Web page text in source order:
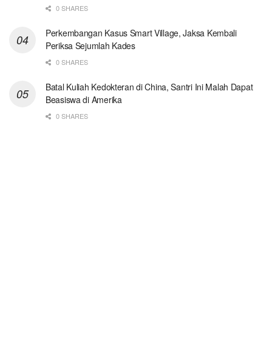
0 SHARES
Perkembangan Kasus Smart Village, Jaksa Kembali
Periksa Sejumlah Kades
0 SHARES
Batal Kuliah Kedokteran di China, Santri Ini Malah Dapat
Beasiswa di Amerika
0 SHARES